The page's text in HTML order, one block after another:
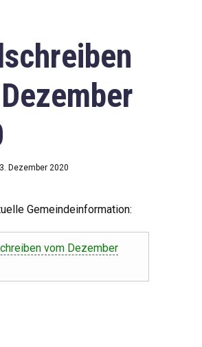
Dezember 2020
Gemeindeinformation:
vom Dezember